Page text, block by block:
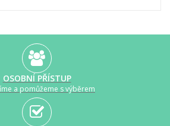
OSOBNÍ PŘÍSTUP
a pomůžeme s výběrem